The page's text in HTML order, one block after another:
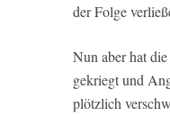
der Folge
Nun aber hat
gekriegt und
plötzlich